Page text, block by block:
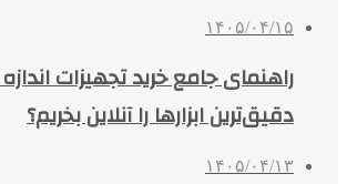
۱۴۰۵/۰۴/۱۵
راهنمای جامع خرید تجهیزات
دقیق‌ترین ابزارها را آنلاین بخریم؟
۱۴۰۵/۰۴/۱۳